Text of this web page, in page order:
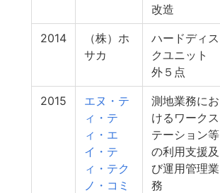
改造
2014
（株）ホ
サカ
ハードディス
クユニット
外５点
2015
エヌ・テ
ィ・テ
ィ・エ
イ・テ
ィ・テク
ノ・コミ
測地業務にお
けるワークス
テーション等
の利用支援及
び運用管理業
務